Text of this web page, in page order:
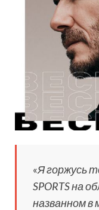
«Я горжусь
SPORTS на
названном в